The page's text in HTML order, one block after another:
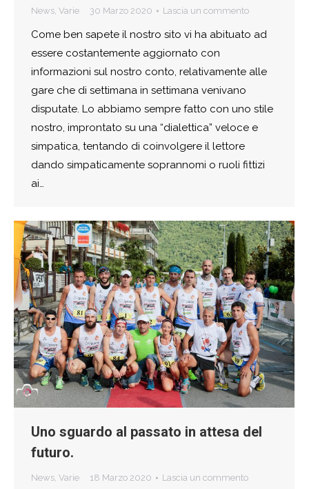
News, Varie 30 Marzo 2020 Lascia un commento
Come ben sapete il nostro sito vi ha abituato ad
essere costantemente aggiornato con
informazioni sul nostro conto, relativamente alle
gare che di settimana in settimana venivano
disputate. Lo abbiamo sempre fatto con uno stile
nostro, improntato su una “dialettica” veloce e
simpatica, tentando di coinvolgere il lettore
dando simpaticamente soprannomi o ruoli fittizi
ai…
Uno sguardo al passato in attesa del
futuro.
News, Varie 18 Marzo 2020 Lascia un commento